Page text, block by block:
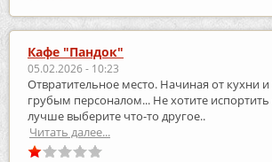
Кафе "Пандок"
05.02.2026 - 10:23
Отвратительное место. Начиная от кухни и
грубым персоналом... Не хотите
лучше выберите что-то другое..
Читать далее...